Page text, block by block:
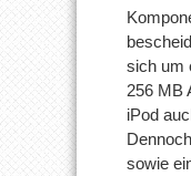
sich um
256 MB
iPod
sowie